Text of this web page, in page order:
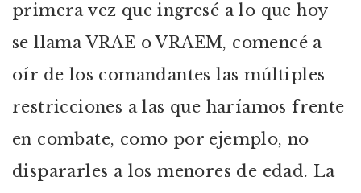
primera vez que ingresé a lo que hoy
se llama VRAE o VRAEM, comencé a
oír de los comandantes las múltiples
restricciones a las que haríamos frente
en combate, como por ejemplo, no
dispararles a los menores de edad. La